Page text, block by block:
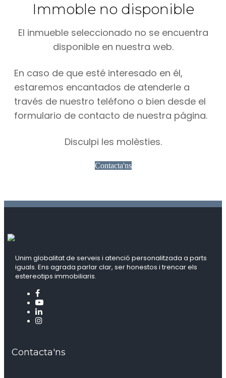
Immoble no disponible
El inmueble seleccionado no se encuentra
disponible en nuestra web.
En caso de que esté interesado en él,
estaremos encantados de atenderle a
través de nuestro teléfono o bien desde el
formulario de contacto de nuestra página.
Disculpi les molèsties.
Contacta'ns
Unim globalitat de serveis i atenció personalitzada a parts
iguals. Ens agrada parlar clar, ser honestos i trencar els
estereotips immobiliaris.
Contacta'ns